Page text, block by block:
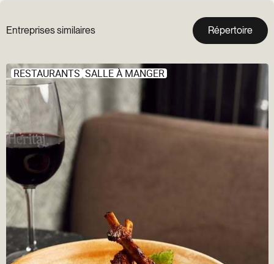
Entreprises similaires Répertoire
RESTAURANTS SALLE À MANGER